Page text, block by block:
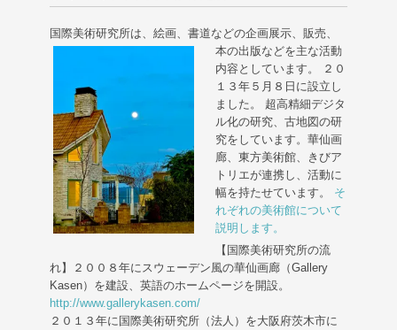
国際美術研究所は、絵画、書道などの企画展示、販売、
本の出版などを主な活動
内容としています。 ２０
１３年５月８日に設立し
ました。 超高精細デジタ
ル化の研究、古地図の研
究をしています。華仙画
廊、東方美術館、きびア
トリエが連携し、活動に
幅を持たせています。 そ
れぞれの美術館について
説明します。
【国際美術研究所の流
れ】２００８年にスウェーデン風の華仙画廊（Gallery
Kasen）を建設、英語のホームページを開設。
http://www.gallerykasen.com/
２０１３年に国際美術研究所（法人）を大阪府茨木市に